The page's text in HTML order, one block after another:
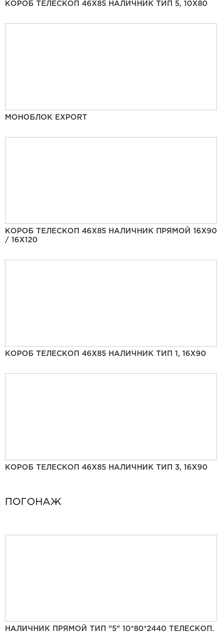
КОРОБ ТЕЛЕСКОП 46Х85 НАЛИЧНИК ТИП 5, 10Х80
МОНОБЛОК EXPORT
КОРОБ ТЕЛЕСКОП 46Х85 НАЛИЧНИК ПРЯМОЙ 16Х90
/ 16Х120
КОРОБ ТЕЛЕСКОП 46Х85 НАЛИЧНИК ТИП 1, 16Х90
КОРОБ ТЕЛЕСКОП 46Х85 НАЛИЧНИК ТИП 3, 16Х90
ПОГОНАЖ
НАЛИЧНИК ПРЯМОЙ ТИП "5" 10*80*2440 ТЕЛЕСКОП.